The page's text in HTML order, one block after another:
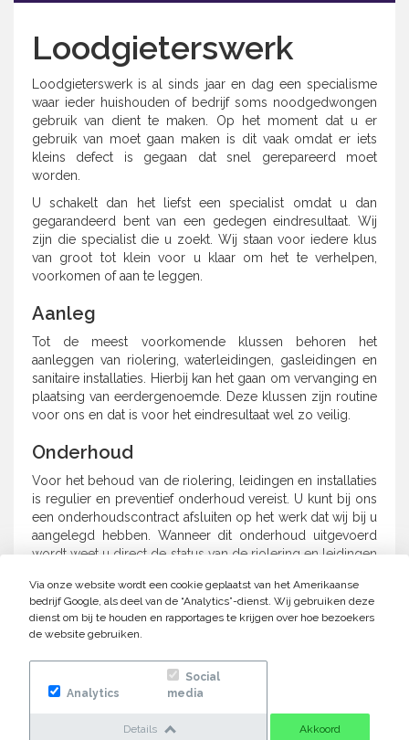
Loodgieterswerk
Loodgieterswerk is al sinds jaar en dag een specialisme
waar ieder huishouden of bedrijf soms noodgedwongen
gebruik van dient te maken. Op het moment dat u er
gebruik van moet gaan maken is dit vaak omdat er iets
kleins defect is gegaan dat snel gerepareerd moet
worden.
U schakelt dan het liefst een specialist omdat u dan
gegarandeerd bent van een gedegen eindresultaat. Wij
zijn die specialist die u zoekt. Wij staan voor iedere klus
van groot tot klein voor u klaar om het te verhelpen,
voorkomen of aan te leggen.
Aanleg
Tot de meest voorkomende klussen behoren het
aanleggen van riolering, waterleidingen, gasleidingen en
sanitaire installaties. Hierbij kan het gaan om vervanging en
plaatsing van eerdergenoemde. Deze klussen zijn routine
voor ons en dat is voor het eindresultaat wel zo veilig.
Onderhoud
Voor het behoud van de riolering, leidingen en installaties
is regulier en preventief onderhoud vereist. U kunt bij ons
een onderhoudscontract afsluiten op het werk dat wij bij u
aangelegd hebben. Wanneer dit onderhoud uitgevoerd
wordt weet u direct de status van de riolering en leidingen
andere voorkomende storingen.
Via onze website wordt een cookie geplaatst van het Amerikaanse
bedrijf Google, als deel van de “Analytics”-dienst. Wij gebruiken deze
dienst om bij te houden en rapportages te krijgen over hoe bezoekers
de website gebruiken.
Analytics
Social
media
Details Akkoord